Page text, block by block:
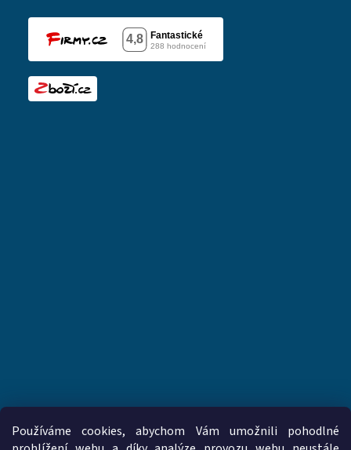
Používáme cookies, abychom Vám umožnili pohodlné